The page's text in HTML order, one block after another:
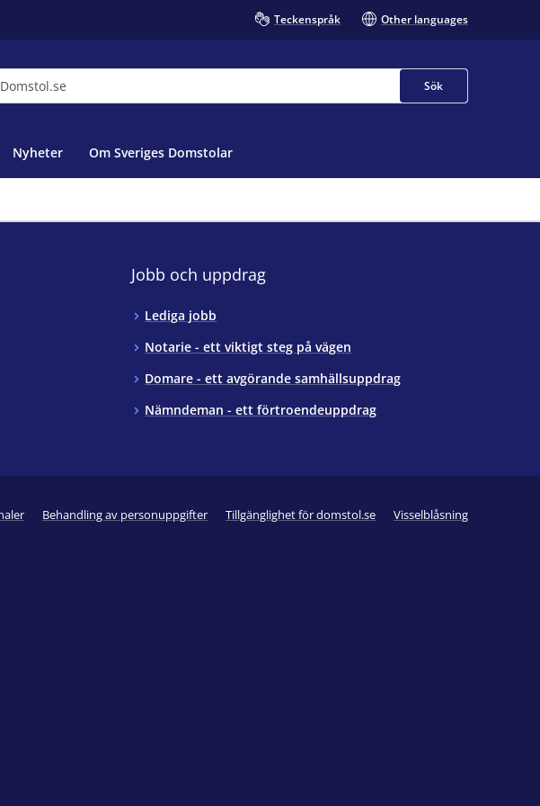
Teckenspråk Other languages
Sök
Nyheter Om Sveriges Domstolar
Jobb och uppdrag
Lediga jobb
Notarie - ett viktigt steg på vägen
Domare - ett avgörande samhällsuppdrag
Nämndeman - ett förtroendeuppdrag
Behandling av personuppgifter Tillgänglighet för domstol.se Visselblåsning